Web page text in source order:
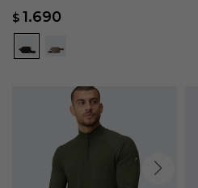
$ 1.690